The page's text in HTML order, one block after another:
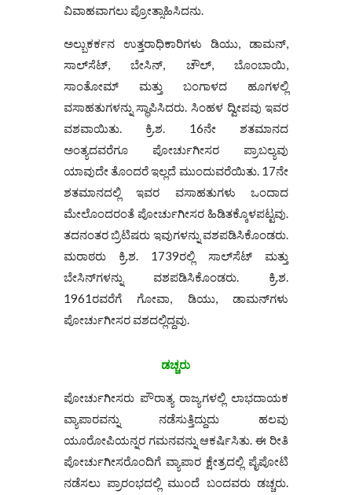
ವಿವಾಹವಾಗಲು ಪ್ರೋತ್ಸಾಹಿಸಿದನು.
ಅಲ್ಬುಕರ್ಕನ ಉತ್ತರಾಧಿಕಾರಿಗಳು ಡಿಯು, ಡಾಮನ್,
ಸಾಲ್‌ಸೆಟ್, ಬೇಸಿನ್, ಚೌಲ್, ಬೊಂಬಾಯಿ,
ಸಾಂತೋಮ್ ಮತ್ತು ಬಂಗಾಳದ ಹೂಗಳಲ್ಲಿ
ವಸಾಹತುಗಳನ್ನು ಸ್ಥಾಪಿಸಿದರು. ಸಿಂಹಳ ದ್ವೀಪವು ಇವರ
ವಶವಾಯಿತು. ಕ್ರಿ.ಶ. 16ನೇ ಶತಮಾನದ
ಅಂತ್ಯದವರೆಗೂ ಪೋರ್ಚುಗೀಸರ ಪ್ರಾಬಲ್ಯವು
ಯಾವುದೇ ತೊಂದರೆ ಇಲ್ಲದೆ ಮುಂದುವರೆಯಿತು. 17ನೇ
ಶತಮಾನದಲ್ಲಿ ಇವರ ವಸಾಹತುಗಳು ಒಂದಾದ
ಮೇಲೊಂದರಂತೆ ಪೋರ್ಚುಗೀಸರ ಹಿಡಿತಕ್ಕೊಳಪಟ್ಟವು.
ತದನಂತರ ಬ್ರಿಟಿಷರು ಇವುಗಳನ್ನು ವಶಪಡಿಸಿಕೊಂಡರು.
ಮರಾಠರು ಕ್ರಿ.ಶ. 1739ರಲ್ಲಿ ಸಾಲ್‌ಸೆಟ್ ಮತ್ತು
ಬೇಸಿನ್‌ಗಳನ್ನು ವಶಪಡಿಸಿಕೊಂಡರು. ಕ್ರಿ.ಶ.
1961ರವರೆಗೆ ಗೋವಾ, ಡಿಯು, ಡಾಮನ್‌ಗಳು
ಪೋರ್ಚುಗೀಸರ ವಶದಲ್ಲಿದ್ದವು.
ಡಚ್ಚರು
ಪೋರ್ಚುಗೀಸರು ಪೌರಾತ್ಯ ರಾಜ್ಯಗಳಲ್ಲಿ ಲಾಭದಾಯಕ
ವ್ಯಾಪಾರವನ್ನು ನಡೆಸುತ್ತಿದ್ದುದು ಹಲವು
ಯೂರೋಪಿಯನ್ನರ ಗಮನವನ್ನು ಆಕರ್ಷಿಸಿತು. ಈ ರೀತಿ
ಪೋರ್ಚುಗೀಸರೊಂದಿಗೆ ವ್ಯಾಪಾರ ಕ್ಷೇತ್ರದಲ್ಲಿ ಪೈಪೋಟಿ
ನಡೆಸಲು ಪ್ರಾರಂಭದಲ್ಲಿ ಮುಂದೆ ಬಂದವರು ಡಚ್ಚರು.